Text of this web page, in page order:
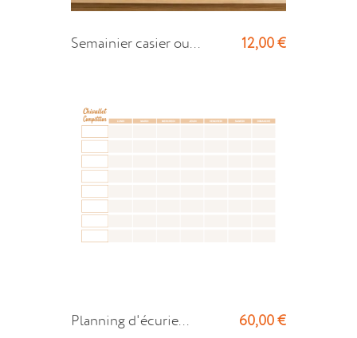
Semainier casier ou... 12,00 €
Planning d'écurie... 60,00 €